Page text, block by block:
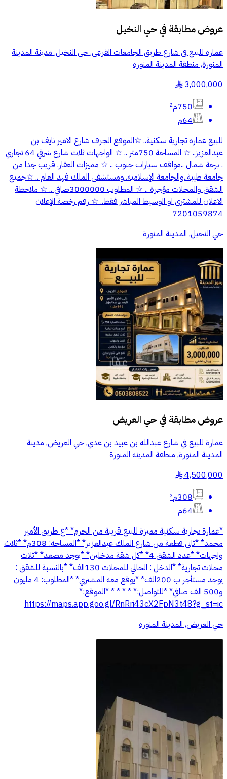
عروض مطابقة فيحي النخيل
عمارة للبيع في شارع طريق الجامعات الفرعي, حي النخيل, مدينة المدينة
المنورة, منطقة المدينة المنورة
3,000,000
§
750م²
64م
للبيع عماره تجارية سكنية.. ☆الموقع الجرف شارع الامير نايف بن
عبدالعزيز.. ☆ المساحة 750متر .. ☆ الواجهات ثلاث شارع شرقي 64 تجاري
. برحة شمال ..مواقف سيارات جنوب .. ☆ مميزات العقار. قريب جدا من
جامعة طيبة..والجامعة الإسلامية..ومستشفى الملك فهد العام .. ☆جميع
الشقق والمحلات مؤجرة .. ☆ المطلوب 3000000صافي .. ☆ ملاحظة
الاعلان للمشتري او الوسيط المباشر فقط.. ☆ رقم رخصة الإعلان
7201059874
حي النخيل, المدينة المنورة
عروض مطابقة فيحي العريض
عمارة للبيع في شارع عبدالله بن عبيد بن عدي, حي العريض, مدينة
المدينة المنورة, منطقة المدينة المنورة
4,500,000
§
308م²
64م
*عمارة تجارية سكنية مميزة للبيع قريبة من الحرم* *ع طريق الأمير
محمد* *ثاني قطعة من شارع الملك عبدالعزيز* *المساحه: 308م* *ثلاث
واجهات* *عدد الشقق 4* *كل شقة مدخلين* *يوجد مصعد* *ثلاث
محلات تجارية* *الدخل : الحالي للمحلات 130الف* *بالنسبة للشقق :
يوجد مستأجر ب 200الف* *يوقع معه المشتري* *المطلوب: 4 مليون
و500 الف صافي* *للتواصل:* * * * * *الموقع:*
https://maps.app.goo.gl/RnRri43cX2FpN3t48?g_st=ic
حي العريض, المدينة المنورة